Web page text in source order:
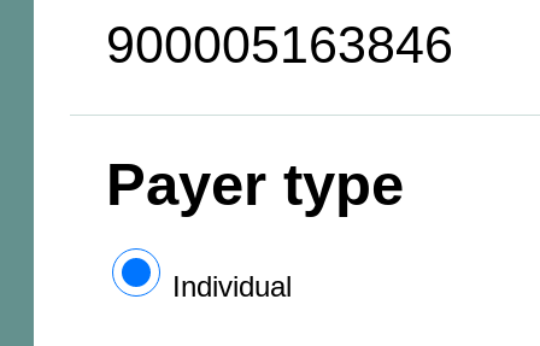
900005163846
Payer type
Individual